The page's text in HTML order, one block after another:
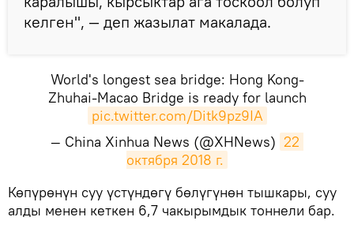
келген", — деп жазылат макалада.
World's longest sea bridge: Hong Kong-
Zhuhai-Macao Bridge is ready for launch
pic.twitter.com/Ditk9pz9IA
— China Xinhua News (@XHNews) 22
октября 2018 г.
​Көпүрөнүн суу үстүндөгү бөлүгүнөн тышкары, суу
алды менен кеткен 6,7 чакырымдык тоннели бар.